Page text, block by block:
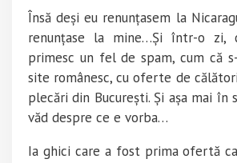
Însă deși eu renunțasem la
renunțase la mine…Și într-o zi,
primesc un fel de spam, cum că
site românesc, cu oferte de
plecări din București. Și așa mai în
văd despre ce e vorba…
Ia ghici care a fost prima ofertă